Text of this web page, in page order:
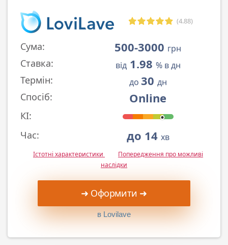
(4.88)
Сума: 500-3000 грн
Ставка: від1.98 % в дн
Термін: до 30 дн
Спосіб: Online
КІ:
Час:
до 14 хв
Істотні характеристики
Попередження про можливі
наслідки
➜ Оформити ➜
в Lovilave